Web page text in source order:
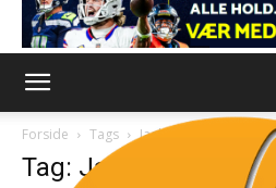
Forside Tags Jaelen Phillips
Tag: Jaelen Phillips